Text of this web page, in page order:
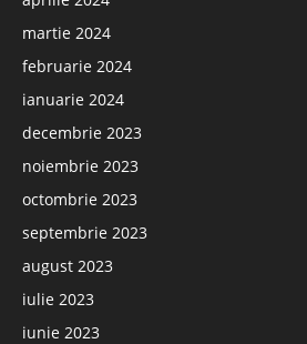
martie 2024
februarie 2024
ianuarie 2024
decembrie 2023
noiembrie 2023
octombrie 2023
septembrie 2023
august 2023
iulie 2023
iunie 2023